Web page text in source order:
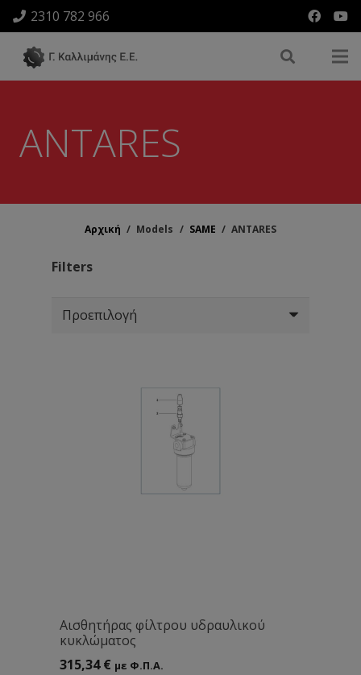
2310 782 966
ANTARES
Αρχική / Models / SAME / ANTARES
Filters
Aισθητήρας φίλτρου υδραυλικού
κυκλώματος
315,34€ με Φ.Π.Α.